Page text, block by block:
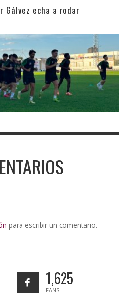
Gálvez echa a rodar
para escribir un comentario.
1,625
FANS